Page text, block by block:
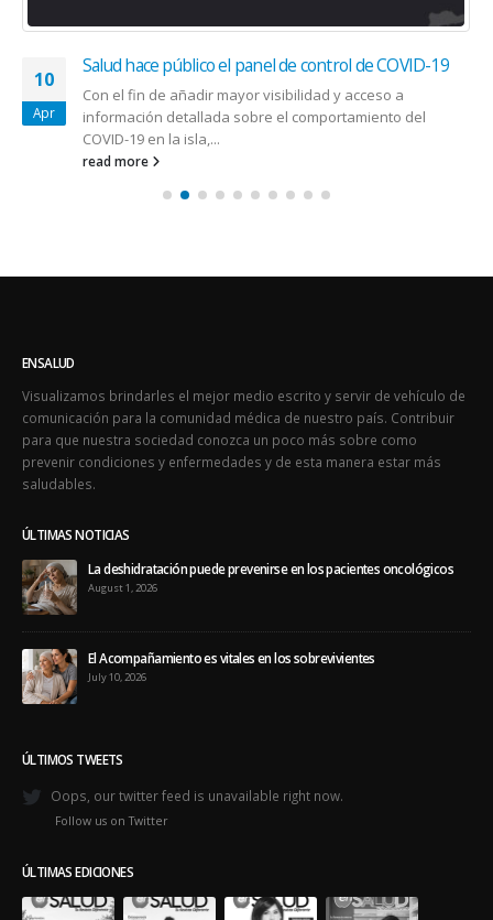
10
Apr
Salud hace público el panel de control de COVID-19
Con el fin de añadir mayor visibilidad y acceso a
información detallada sobre el comportamiento del
COVID-19 en la isla,...
read more
ENSALUD
Visualizamos brindarles el mejor medio escrito y servir de vehículo de
comunicación para la comunidad médica de nuestro país. Contribuir
para que nuestra sociedad conozca un poco más sobre como
prevenir condiciones y enfermedades y de esta manera estar más
saludables.
ÚLTIMAS NOTICIAS
La deshidratación puede prevenirse en los pacientes oncológicos
August 1, 2026
El Acompañamiento es vitales en los sobrevivientes
July 10, 2026
ÚLTIMOS TWEETS
Oops, our twitter feed is unavailable right now.
Follow us on Twitter
ÚLTIMAS EDICIONES